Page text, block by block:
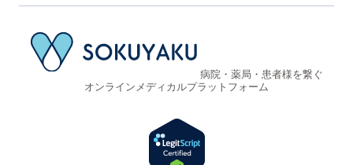
病院・薬局・患者様を繋ぐ
オンラインメディカルプラットフォーム